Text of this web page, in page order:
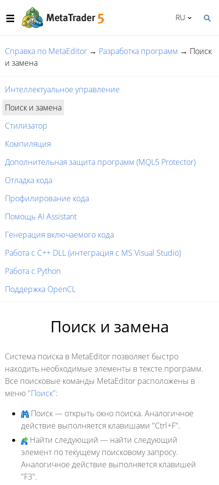
RU
Справка по MetaEditor → Разработка программ → Поиск
и замена
Интеллектуальное управление
Поиск и замена
Стилизатор
Компиляция
Дополнительная защита программ (MQL5 Protector)
Отладка кода
Профилирование кода
Помощь AI Assistant
Генерация включаемого кода
Работа с C++ DLL (интеграция с MS Visual Studio)
Работа с Python
Поддержка OpenCL
Поиск и замена
Система поиска в MetaEditor позволяет быстро
находить необходимые элементы в тексте программ.
Все поисковые команды MetaEditor расположены в
меню "Поиск":
Поиск— открыть окно поиска. Аналогичное
действие выполняется клавишами "Ctrl+F".
Найти следующий — найти следующий
элемент по текущему поисковому запросу.
Аналогичное действие выполняется клавишей
"F3".